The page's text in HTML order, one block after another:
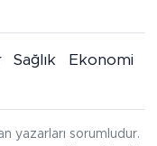
Sağlık
Ekonomi
yazarları sorumludur.